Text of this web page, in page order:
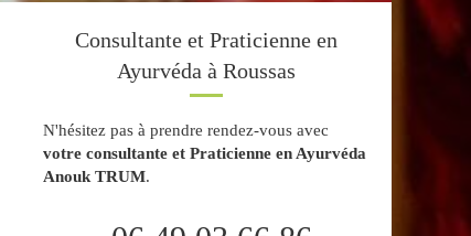
Consultante et Praticienne en
Ayurvéda à Roussas
N'hésitez pas à prendre rendez-vous avec
votre consultante et Praticienne en Ayurvéda
Anouk TRUM.